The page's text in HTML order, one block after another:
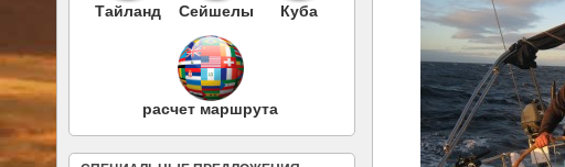
Тайланд Сейшелы Куба
расчет маршрута